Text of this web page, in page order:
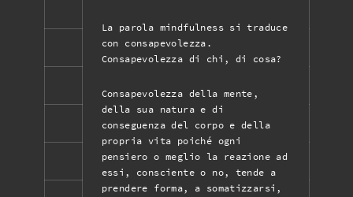
La parola mindfulness si traduce
con consapevolezza.
Consapevolezza di chi, di cosa?
Consapevolezza della mente,
della sua natura e di
conseguenza del corpo e della
propria vita poiché ogni
pensiero o meglio la reazione ad
essi, consciente o no, tende a
prendere forma, a somatizzarsi,